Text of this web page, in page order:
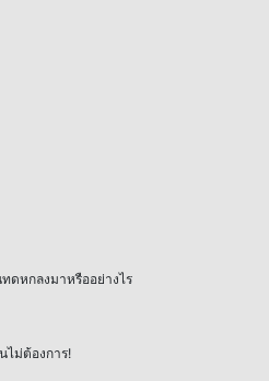
ดหกลงมาหรืออย่างไร
ไม่ต้องการ!